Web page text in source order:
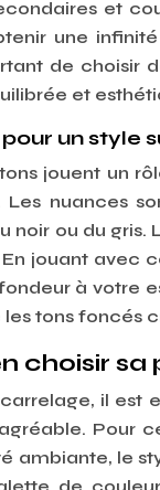
et
une
de choisir
et
un style
jouent un
nuances
noir ou du gris.
jouant avec
à votre
tons foncés
choisir sa
il est
Pour
ambiante, le